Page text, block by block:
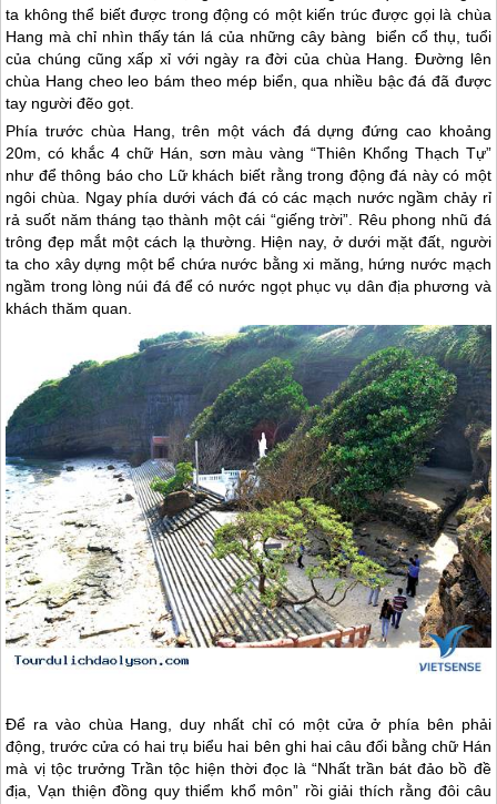
ta không thể biết được trong động có một kiến trúc được gọi là chùa
Hang mà chỉ nhìn thấy tán lá của những cây bàng biển cổ thụ, tuổi
của chúng cũng xấp xỉ với ngày ra đời của chùa Hang. Đường lên
chùa Hang cheo leo bám theo mép biển, qua nhiều bậc đá đã được
tay người đẽo gọt.
Phía trước chùa Hang, trên một vách đá dựng đứng cao khoảng
20m, có khắc 4 chữ Hán, sơn màu vàng “Thiên Khổng Thạch Tự”
như để thông báo cho Lữ khách biết rằng trong động đá này có một
ngôi chùa. Ngay phía dưới vách đá có các mạch nước ngầm chảy rỉ
rả suốt năm tháng tạo thành một cái “giếng trời”. Rêu phong nhũ đá
trông đẹp mắt một cách lạ thường. Hiện nay, ở dưới mặt đất, người
ta cho xây dựng một bể chứa nước bằng xi măng, hứng nước mạch
ngầm trong lòng núi đá để có nước ngọt phục vụ dân địa phương và
khách thăm quan.
Để ra vào chùa Hang, duy nhất chỉ có một cửa ở phía bên phải
động, trước cửa có hai trụ biểu hai bên ghi hai câu đối bằng chữ Hán
mà vị tộc trưởng Trần tộc hiện thời đọc là “Nhất trần bát đảo bồ đề
địa, Vạn thiện đồng quy thiểm khổ môn” rồi giải thích rằng đôi câu